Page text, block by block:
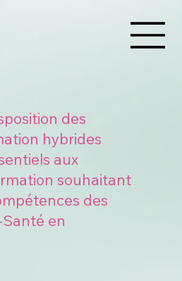
des
hybrides
aux
souhaitant
des
en